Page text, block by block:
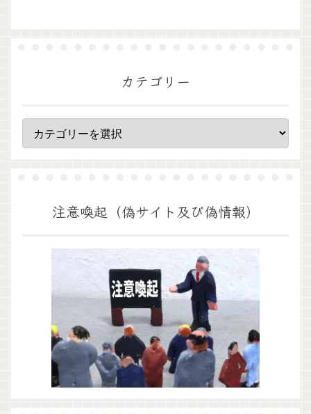
カテゴリー
注意喚起（偽サイト及び偽情報）